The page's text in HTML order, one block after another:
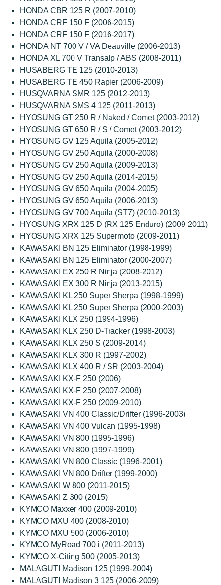
HONDA CBR 125 R (2007-2010)
HONDA CRF 150 F (2006-2015)
HONDA CRF 150 F (2016-2017)
HONDA NT 700 V / VA Deauville (2006-2013)
HONDA XL 700 V Transalp / ABS (2008-2011)
HUSABERG TE 125 (2010-2013)
HUSABERG TE 450 Rapier (2006-2009)
HUSQVARNA SMR 125 (2012-2013)
HUSQVARNA SMS 4 125 (2011-2013)
HYOSUNG GT 250 R / Naked / Comet (2003-2012)
HYOSUNG GT 650 R / S / Comet (2003-2012)
HYOSUNG GV 125 Aquila (2005-2012)
HYOSUNG GV 250 Aquila (2000-2008)
HYOSUNG GV 250 Aquila (2009-2013)
HYOSUNG GV 250 Aquila (2014-2015)
HYOSUNG GV 650 Aquila (2004-2005)
HYOSUNG GV 650 Aquila (2006-2013)
HYOSUNG GV 700 Aquila (ST7) (2010-2013)
HYOSUNG XRX 125 D (RX 125 Enduro) (2009-2011)
HYOSUNG XRX 125 Supermoto (2009-2011)
KAWASAKI BN 125 Eliminator (1998-1999)
KAWASAKI BN 125 Eliminator (2000-2007)
KAWASAKI EX 250 R Ninja (2008-2012)
KAWASAKI EX 300 R Ninja (2013-2015)
KAWASAKI KL 250 Super Sherpa (1998-1999)
KAWASAKI KL 250 Super Sherpa (2000-2003)
KAWASAKI KLX 250 (1994-1996)
KAWASAKI KLX 250 D-Tracker (1998-2003)
KAWASAKI KLX 250 S (2009-2014)
KAWASAKI KLX 300 R (1997-2002)
KAWASAKI KLX 400 R / SR (2003-2004)
KAWASAKI KX-F 250 (2006)
KAWASAKI KX-F 250 (2007-2008)
KAWASAKI KX-F 250 (2009-2010)
KAWASAKI VN 400 Classic/Drifter (1996-2003)
KAWASAKI VN 400 Vulcan (1995-1998)
KAWASAKI VN 800 (1995-1996)
KAWASAKI VN 800 (1997-1999)
KAWASAKI VN 800 Classic (1996-2001)
KAWASAKI VN 800 Drifter (1999-2000)
KAWASAKI W 800 (2011-2015)
KAWASAKI Z 300 (2015)
KYMCO Maxxer 400 (2009-2010)
KYMCO MXU 400 (2008-2010)
KYMCO MXU 500 (2006-2010)
KYMCO MyRoad 700 i (2011-2013)
KYMCO X-Citing 500 (2005-2013)
MALAGUTI Madison 125 (1999-2004)
MALAGUTI Madison 3 125 (2006-2009)